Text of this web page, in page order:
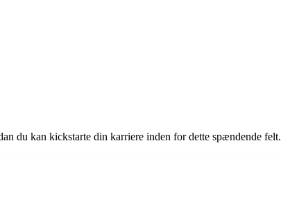
du kan kickstarte din karriere inden for dette spændende felt.